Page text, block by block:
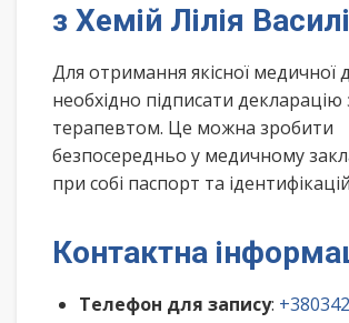
з Хемій Лілія
Для отримання якісної медичної
необхідно підписати декларацію
терапевтом. Це можна зробити
безпосередньо у медичному
при собі паспорт та
Контактна
Телефон для запису: